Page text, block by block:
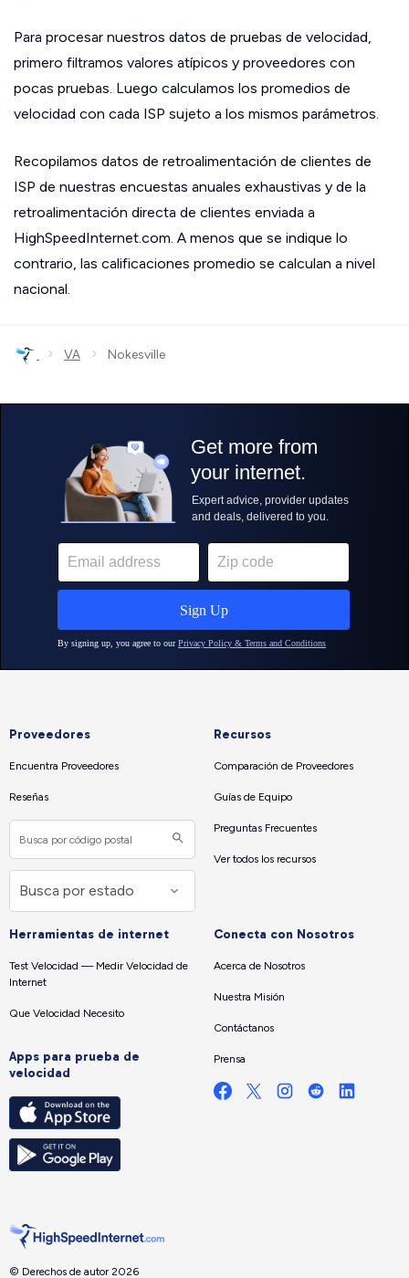
Para procesar nuestros datos de pruebas de velocidad,
primero filtramos valores atípicos y proveedores con
pocas pruebas. Luego calculamos los promedios de
velocidad con cada ISP sujeto a los mismos parámetros.
Recopilamos datos de retroalimentación de clientes de
ISP de nuestras encuestas anuales exhaustivas y de la
retroalimentación directa de clientes enviada a
HighSpeedInternet.com. A menos que se indique lo
contrario, las calificaciones promedio se calculan a nivel
nacional.
› VA › Nokesville
Proveedores
Encuentra Proveedores
Reseñas
Recursos
Comparación de Proveedores
Guías de Equipo
Preguntas Frecuentes
Ver todos los recursos
Herramientas de internet
Test Velocidad — Medir Velocidad de
Internet
Que Velocidad Necesito
Apps para prueba de
velocidad
Conecta con Nosotros
Acerca de Nosotros
Nuestra Misión
Contáctanos
Prensa
© Derechos de autor 2026